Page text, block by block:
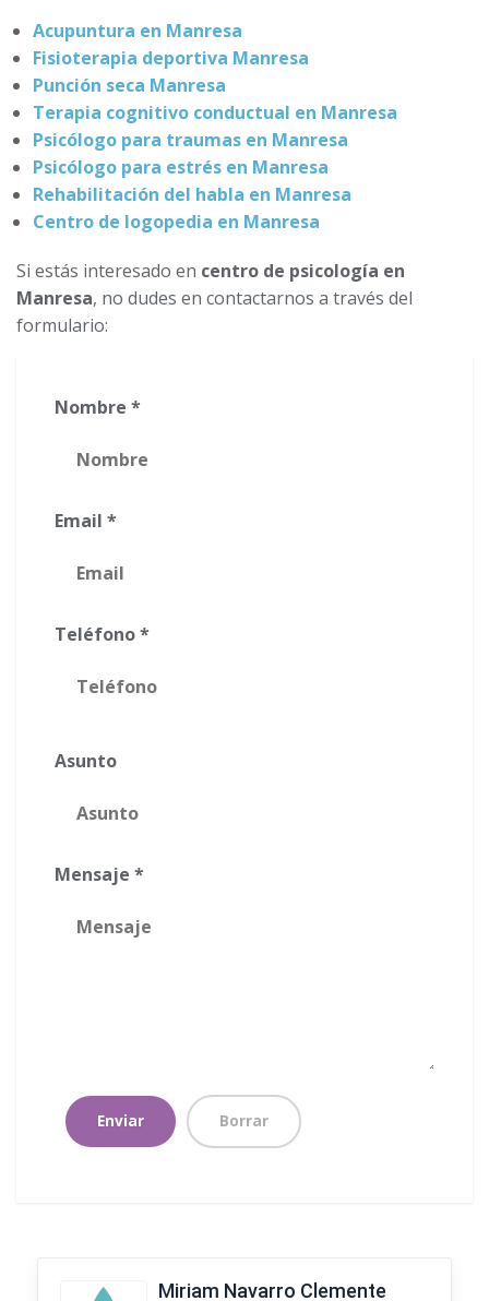
Acupuntura en Manresa
Fisioterapia deportiva Manresa
Punción seca Manresa
Terapia cognitivo conductual en Manresa
Psicólogo para traumas en Manresa
Psicólogo para estrés en Manresa
Rehabilitación del habla en Manresa
Centro de logopedia en Manresa
Si estás interesado en centro de psicología en
Manresa, no dudes en contactarnos a través del
formulario:
Nombre *
Email *
Teléfono *
Asunto
Mensaje *